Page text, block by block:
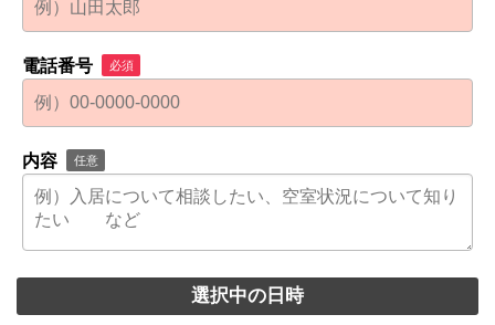
電話番号 必須
内容 任意
選択中の日時